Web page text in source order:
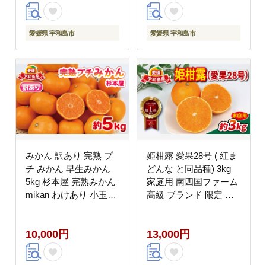
物 くだもの フルーツ
柑橘 みかん 蜜柑 産地
直送 数量限定 国産 愛
愛媛県 宇和島市
宇和島 B010-153009
愛媛県 宇和島市
みかん 訳あり 完熟 プ
チ みかん 早生みかん
5kg 杉本屋 完熟みかん
mikan わけあり 小玉み
温州 温州みかん 果物
くだもの フルーツ 柑橘
みかん 蜜柑 産地直送
10,000円
姫柑露 愛果28号 ( 紅ま
どんな と同品種) 3kg
家庭用 南四国ファーム
高級 ブランド 限定 品
宇和島 産地直送 農家直
送 数量限定 B013-
035011
13,000円